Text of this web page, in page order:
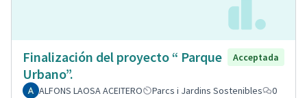
Finalización del proyecto “ Parque
Urbano”.
Acceptada
ALFONS LAOSA ACEITERO Parcs i Jardins Sostenibles
0